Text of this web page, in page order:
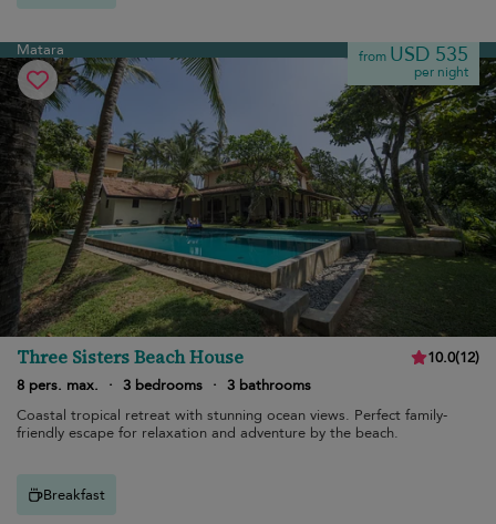
Matara from USD 535
per night
Three Sisters Beach House 10.0(12)
8 pers. max.
· 3 bedrooms · 3 bathrooms
Coastal tropical retreat with stunning ocean views. Perfect family-
friendly escape for relaxation and adventure by the beach.
Breakfast